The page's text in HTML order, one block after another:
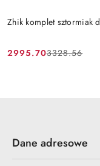
Zhik komplet sztormiak
Cena
2995.70
Cena
3328.56
Dane adresowe